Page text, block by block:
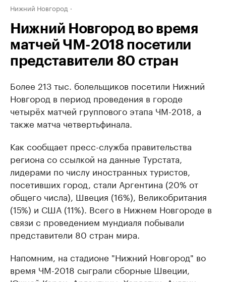
Нижний Новгород
Нижний Новгород во время
матчей ЧМ-2018 посетили
представители 80 стран
Более 213 тыс. болельщиков посетили Нижний
Новгород в период проведения в городе
четырёх матчей группового этапа ЧМ-2018, а
также матча четвертьфинала.
Как сообщает пресс-служба правительства
региона со ссылкой на данные Турстата,
лидерами по числу иностранных туристов,
посетивших город, стали Аргентина (20% от
общего числа), Швеция (16%), Великобритания
(15%) и США (11%). Всего в Нижнем Новгороде в
связи с проведением мундиаля побывали
представители 80 стран мира.
Напомним, на стадионе "Нижний Новгород" во
время ЧМ-2018 сыграли сборные Швеции,